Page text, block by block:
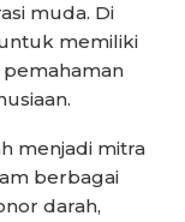
muda. Di
memiliki
pemahaman
menjadi mitra
berbagai
darah,